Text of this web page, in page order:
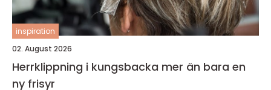
inspiration
02. August 2026
Herrklippning i kungsbacka mer än bara en
ny frisyr